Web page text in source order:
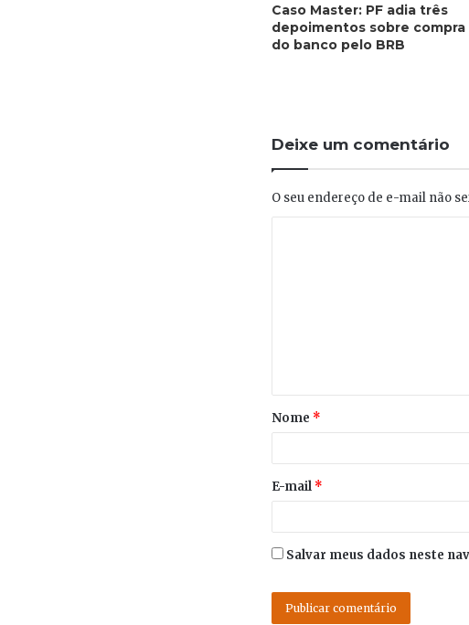
Caso Master: PF adia três
depoimentos sobre compra
do banco pelo BRB
Deixe um comentário
O seu endereço de e-mail não
Nome *
E-mail *
Salvar meus dados neste